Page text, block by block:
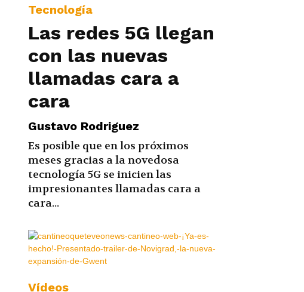
Tecnología
Las redes 5G llegan
con las nuevas
llamadas cara a
cara
Gustavo Rodriguez
Es posible que en los próximos
meses gracias a la novedosa
tecnología 5G se inicien las
impresionantes llamadas cara a
cara...
Vídeos